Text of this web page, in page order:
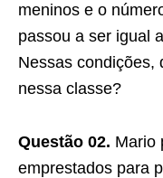
meninos e o
passou a ser igual
Nessas condições,
nessa classe?
Questão 02. Mario
emprestados para